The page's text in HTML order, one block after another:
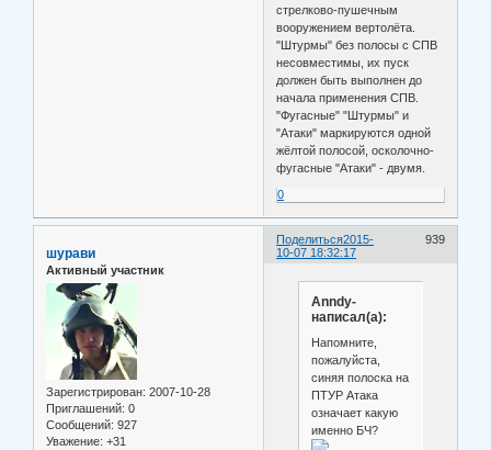
стрелково-пушечным
вооружением вертолёта.
"Штурмы" без полосы с СПВ
несовместимы, их пуск
должен быть выполнен до
начала применения СПВ.
"Фугасные" "Штурмы" и
"Атаки" маркируются одной
жёлтой полосой, осколочно-
фугасные "Атаки" - двумя.
0
Поделиться 939
2015-
10-07 18:32:17
шурави
Активный участник
Зарегистрирован: 2007-10-28
Приглашений: 0
Сообщений: 927
Уважение: +31
Anndy-
написал(а):
Напомните,
пожалуйста,
синяя полоска на
ПТУР Атака
означает какую
именно БЧ?